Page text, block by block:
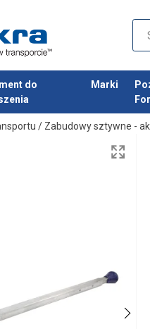
do
Marki
/ Zabudowy sztywne -